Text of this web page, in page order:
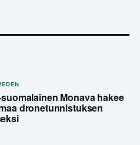
Monava hakee
dronetunnistuksen